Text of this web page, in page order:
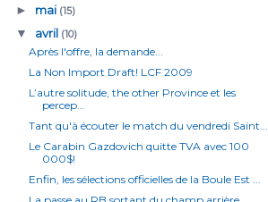
► mai (15)
▼ avril (10)
Après l'offre, la demande...
La Non Import Draft! LCF 2009
L’autre solitude, the other Province et les
percep...
Tant qu'à écouter le match du vendredi Saint...
Le Carabin Gazdovich quitte TVA avec 100
000$!
Enfin, les sélections officielles de la Boule Est ...